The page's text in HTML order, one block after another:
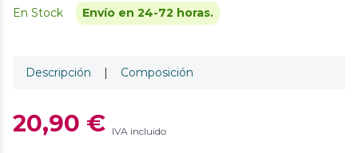
En Stock Envío en 24-72 horas.
Descripción | Composición
20,90 € IVA incluido